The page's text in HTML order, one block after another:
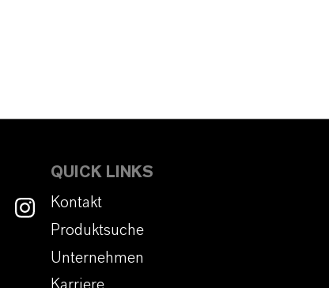
QUICK LINKS
Kontakt
Produktsuche
Unternehmen